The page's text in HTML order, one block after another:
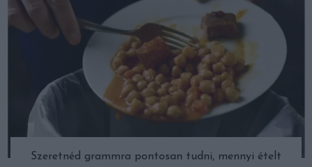
Szeretnéd grammra pontosan tudni, mennyi ételt